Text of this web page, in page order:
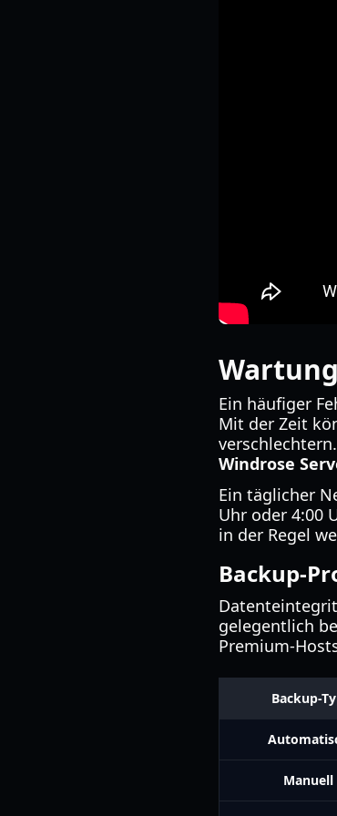
Ein häufiger
Mit der Zeit
Windrose
Ein täglicher
Uhr oder 4:00
in der Regel
Backup-
gelegentlich
Premium-
Backup-
Manuell